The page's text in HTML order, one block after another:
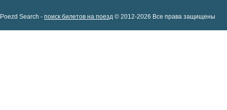
Poezd Search - поиск билетов на поезд © 2012-2026 Все права защищены